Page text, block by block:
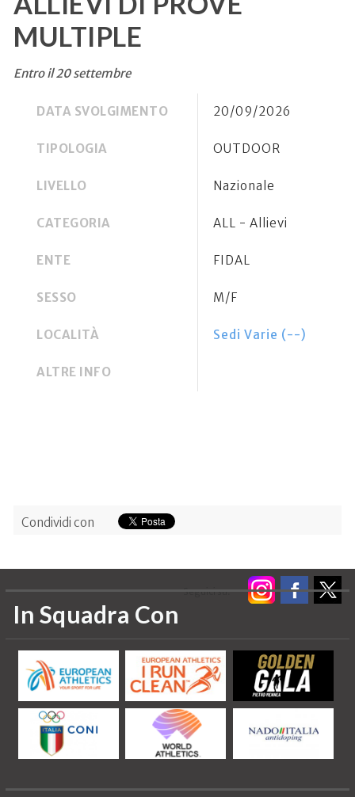
MULTIPLE
Entro il 20 settembre
DATA SVOLGIMENTO 20/09/2026
TIPOLOGIA OUTDOOR
LIVELLO Nazionale
CATEGORIA ALL - Allievi
ENTE FIDAL
SESSO M/F
LOCALITÀ Sedi Varie (--)
ALTRE INFO
Condividi con
Seguici su:
In Squadra Con